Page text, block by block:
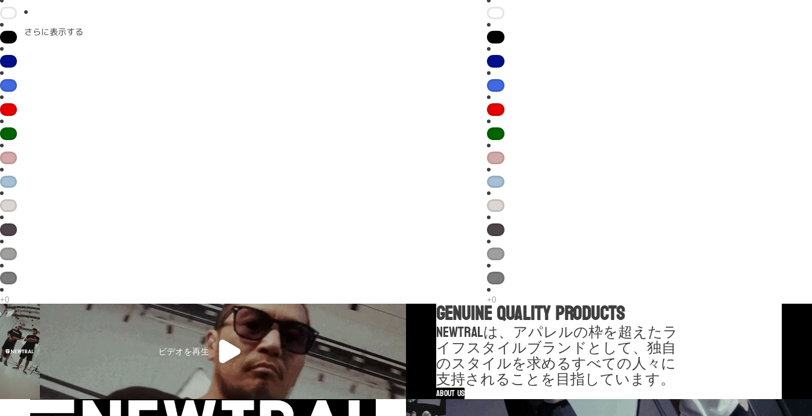
さらに表示する
ビデオを再生
GENUINE QUALITY PRODUCTS
NEWTRALは、アパレルの枠を超えたラ
イフスタイルブランドとして、独自
のスタイルを求めるすべての人々に
支持されることを目指しています。
About Us